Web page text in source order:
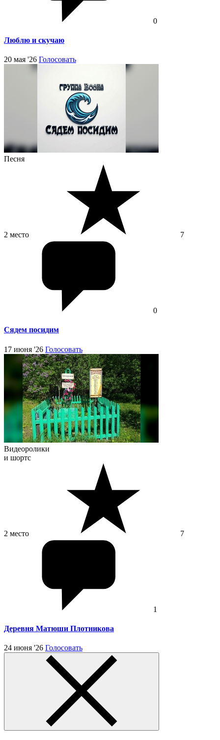
0
Люблю и скучаю
20 мая '26 Голосовать
Песня
2 место 7
0
Сядем посидим
17 июня '26 Голосовать
Видеоролики
и шортс
2 место 7
1
Деревня Матюши Плотникова
24 июня '26 Голосовать